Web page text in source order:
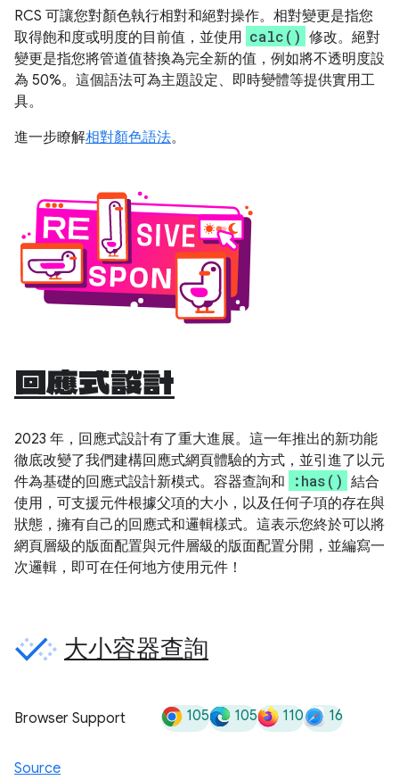
RCS 可讓您對顏色執行相對和絕對操作。相對變更是指您
取得飽和度或明度的目前值，並使用 calc() 修改。絕對
變更是指您將管道值替換為完全新的值，例如將不透明度設
為 50%。這個語法可為主題設定、即時變體等提供實用工
具。
進一步瞭解相對顏色語法。
回應式設計
2023 年，回應式設計有了重大進展。這一年推出的新功能
徹底改變了我們建構回應式網頁體驗的方式，並引進了以元
件為基礎的回應式設計新模式。容器查詢和
:has() 結合
使用，可支援元件根據父項的大小，以及任何子項的存在與
狀態，擁有自己的回應式和邏輯樣式。這表示您終於可以將
網頁層級的版面配置與元件層級的版面配置分開，並編寫一
次邏輯，即可在任何地方使用元件！
大小容器查詢
Browser Support 105 105 110 16
Source